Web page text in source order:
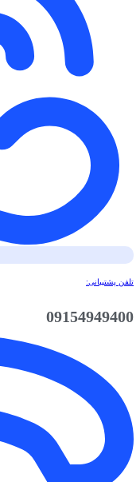
تلفن پشتیبانی:
09154949400